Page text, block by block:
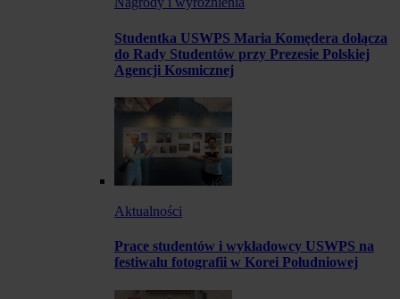
Studentka USWPS Maria Komędera dołącza
do Rady Studentów przy Prezesie Polskiej
Agencji Kosmicznej
Aktualności
Prace studentów i wykładowcy USWPS na
festiwalu fotografii w Korei Południowej